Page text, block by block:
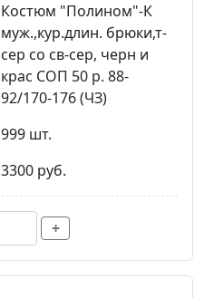
Костюм "Полином"-К
муж.,кур.длин. брюки,т-
сер со св-сер, черн и
крас СОП 50 р. 88-
92/170-176 (ЧЗ)
999 шт.
3300 руб.
+